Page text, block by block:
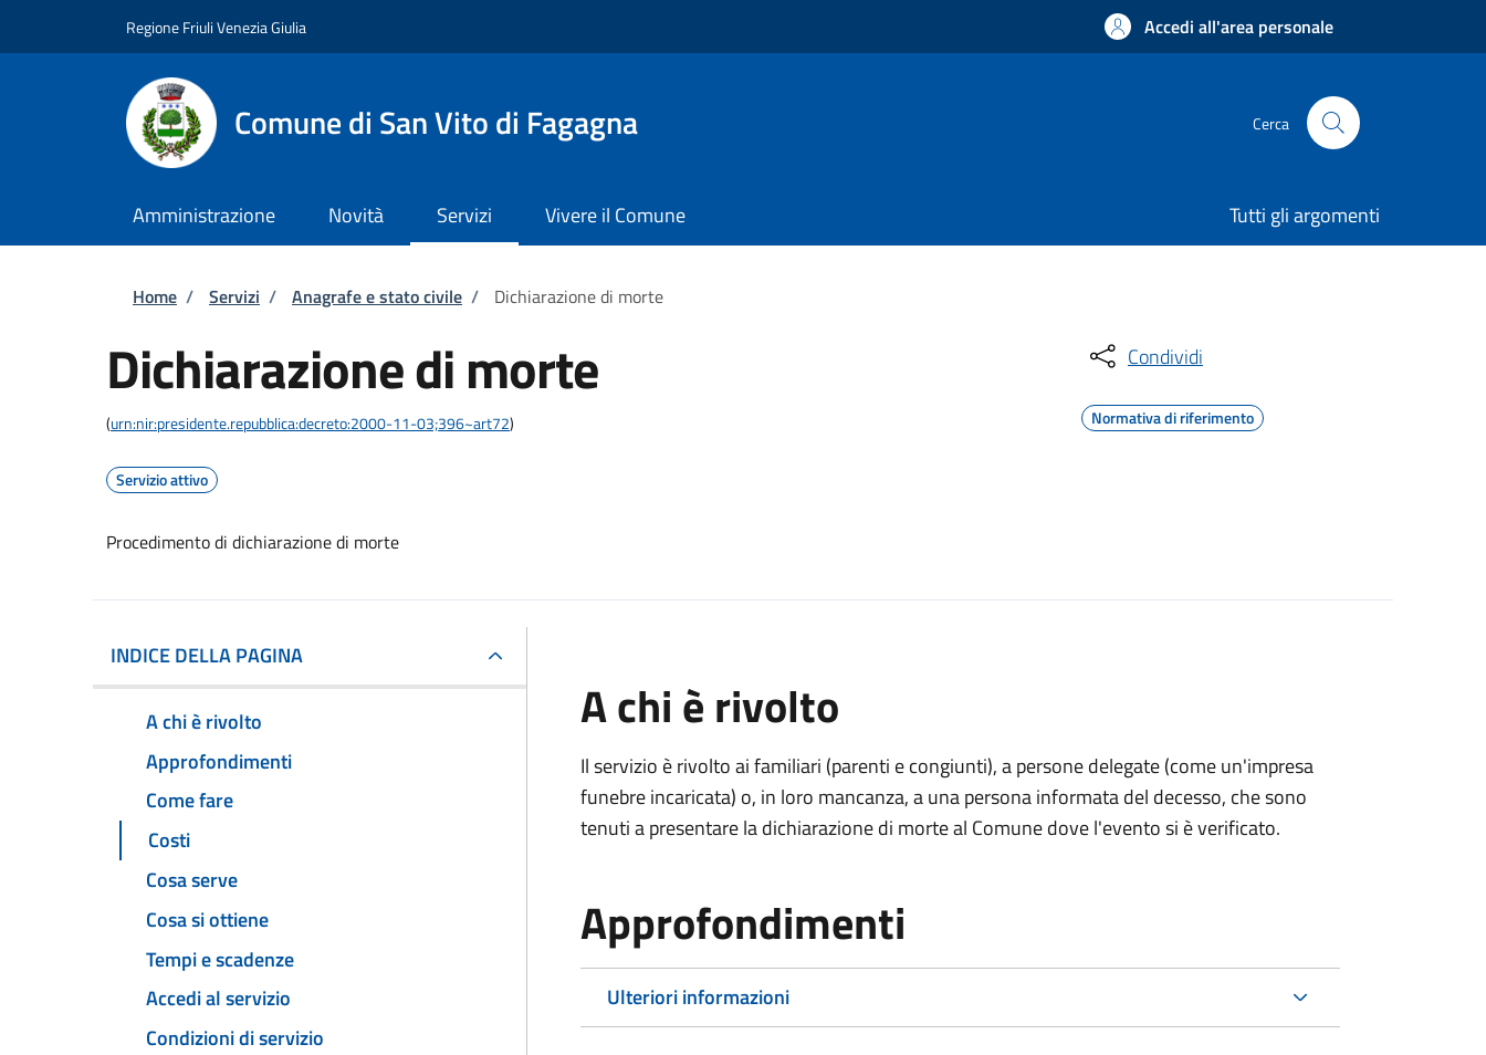
Regione Friuli Venezia Giulia Accedi all'area personale
Comune di San Vito di Fagagna Cerca
Amministrazione Novità Servizi Vivere il Comune Tutti gli argomenti
Briciole di pane
Home / Servizi / Anagrafe e stato civile / Dichiarazione di morte
Dichiarazione di morte
(urn:nir:presidente.repubblica:decreto:2000-11-03;396~art72)
Servizio attivo
Procedimento di dichiarazione di morte
Condividi
Normativa di riferimento
INDICE DELLA PAGINA
A chi è rivolto
Approfondimenti
Come fare
Costi
Cosa serve
Cosa si ottiene
Tempi e scadenze
Accedi al servizio
Condizioni di servizio
A chi è rivolto
Il servizio è rivolto ai familiari (parenti e congiunti), a persone delegate (come un'impresa
funebre incaricata) o, in loro mancanza, a una persona informata del decesso, che sono
tenuti a presentare la dichiarazione di morte al Comune dove l'evento si è verificato.
Approfondimenti
Ulteriori informazioni